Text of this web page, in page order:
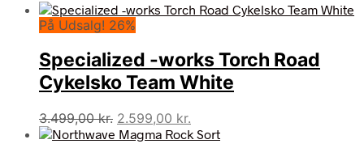
På Udsalg! 26%
Specialized -works Torch Road
Cykelsko Team White
3.499,00kr. Den
oprindelige
2.599,00 kr.
aktuelle